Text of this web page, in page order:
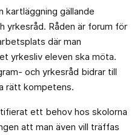
kartläggning gällande
yrkesråd. Råden är forum för
där man
yrkesliv eleven ska möta.
och yrkesråd bidrar till
rätt kompetens.
ett behov hos skolorna
att man även vill träffas